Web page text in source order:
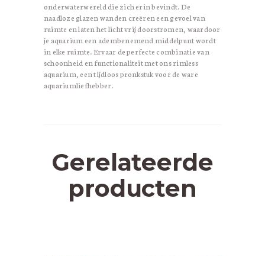
onderwaterwereld die zich erin bevindt. De
naadloze glazen wanden creëren een gevoel van
ruimte en laten het licht vrij doorstromen, waardoor
je aquarium een adembenemend middelpunt wordt
in elke ruimte. Ervaar de perfecte combinatie van
schoonheid en functionaliteit met ons rimless
aquarium, een tijdloos pronkstuk voor de ware
aquariumliefhebber.
Gerelateerde
producten